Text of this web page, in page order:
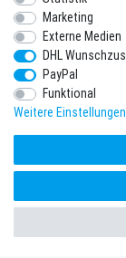
E-MAIL **
Newsletter
Honig
Hiermit bestätige ich,
Einwilligung kann ich
* Pflichtfeld
Ich möchte den
Informationen zu
Marketing
Externe Medien
DHL
PayPal
Funktional
Weitere Einstellungen